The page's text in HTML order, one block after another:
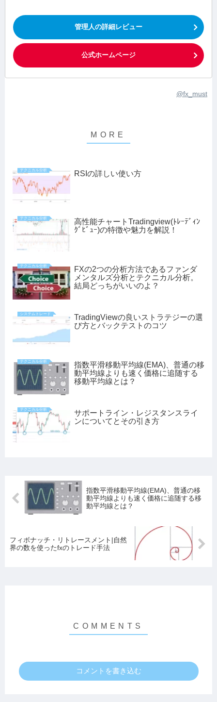
管理人の詳細レビュー
公式ホームページ
@fx_must
テクニカル分析 RSIの詳しい使い方
テクニカル分析
高性能チャートTradingview(ﾄﾚｰﾃﾞｨﾝ
ｸﾞﾋﾞｭｰ)の特徴や魅力を解説！
テクニカル分析
FXの2つの分析方法であるファンダ
メンタルズ分析とテクニカル分析。
結局どっちがいいのよ？
システムトレード
TradingViewの良いストラテジーの選
び方とバックテストのコツ
テクニカル分析
指数平滑移動平均線(EMA)、普通の移
動平均線よりも速く価格に追随する
移動平均線とは？
テクニカル分析
サポートライン・レジスタンスライ
ンについてとその引き方
指数平滑移動平均線(EMA)、普通の移
動平均線よりも速く価格に追随する移
動平均線とは？
フィボナッチ・リトレースメント|自然
界の数を使ったfxのトレード手法
コメントを書き込む